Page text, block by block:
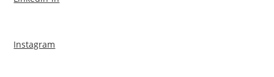
Instagram